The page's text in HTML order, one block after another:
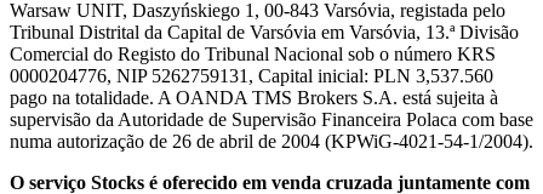
Warsaw UNIT, Daszyńskiego 1, 00-843 Varsóvia, registada pelo
Tribunal Distrital da Capital de Varsóvia em Varsóvia, 13.ª Divisão
Comercial do Registo do Tribunal Nacional sob o número KRS
0000204776, NIP 5262759131, Capital inicial: PLN 3,537.560
pago na totalidade. A OANDA TMS Brokers S.A. está sujeita à
supervisão da Autoridade de Supervisão Financeira Polaca com base
numa autorização de 26 de abril de 2004 (KPWiG-4021-54-1/2004).
O serviço Stocks é oferecido em venda cruzada juntamente com